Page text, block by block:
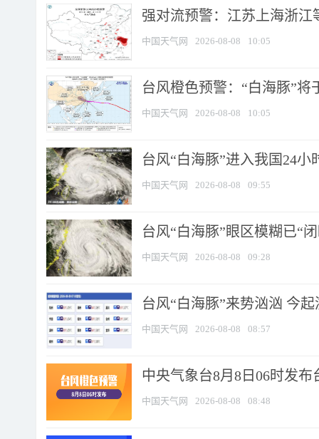
强对流预警：江苏上海浙江
中国天气网 2026-08-08 10:05
台风橙色预警：“白海豚”将
中国天气网 2026-08-08 10:05
台风“白海豚”进入我国24
中国天气网 2026-08-08 09:55
台风“白海豚”眼区模糊已“
中国天气网 2026-08-08 09:28
台风“白海豚”来势汹汹 今
中国天气网 2026-08-08 08:57
中央气象台8月8日06时发布
中国天气网 2026-08-08 08:48